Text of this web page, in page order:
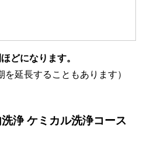
どになります。
を延長することもあります）
浄 ケミカル洗浄コース